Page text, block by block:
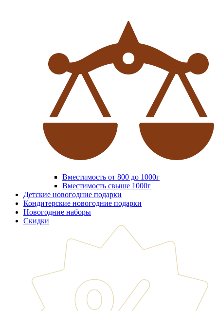
Вместимость от 800 до 1000г
Вместимость свыше 1000г
Детские новогодние подарки
Кондитерские новогодние подарки
Новогодние наборы
Скидки